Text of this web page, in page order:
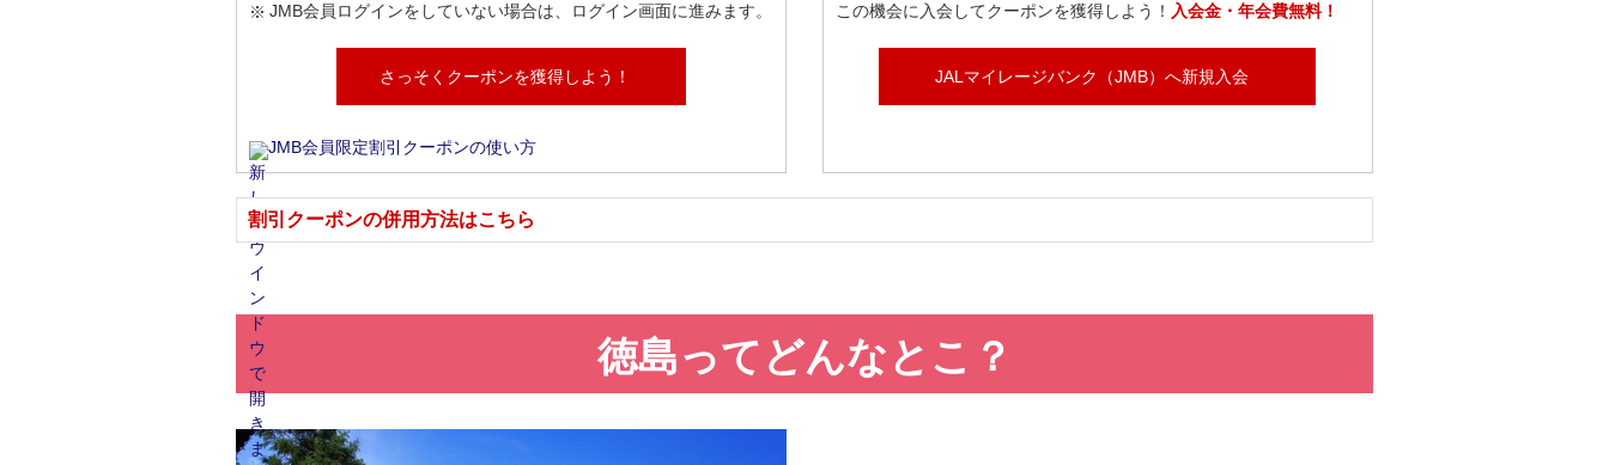
JMB会員ログインをしていない場合は、ログイン画面に進みます。
さっそくクーポンを獲得しよう！
JMB会員限定割引クーポンの使い方
この機会に入会してクーポンを獲得しよう！ 入会金・年会費無料！
JALマイレージバンク（JMB）へ新規入会
割引クーポンの併用方法はこちら
徳島ってどんなとこ？